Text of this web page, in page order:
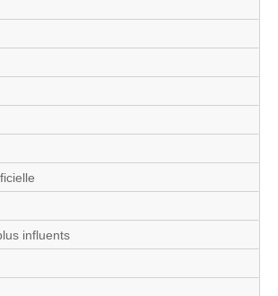
influents